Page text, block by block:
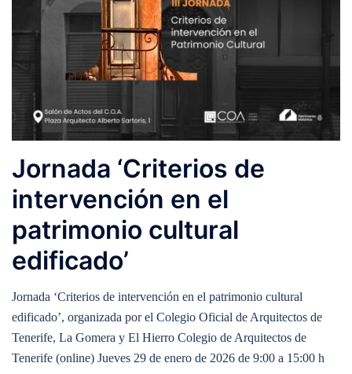
Jornada ‘Criterios de
intervención en el
patrimonio cultural
edificado’
Jornada ‘Criterios de intervención en el patrimonio cultural
edificado’, organizada por el Colegio Oficial de Arquitectos de
Tenerife, La Gomera y El Hierro Colegio de Arquitectos de
Tenerife (online) Jueves 29 de enero de 2026 de 9:00 a 15:00 h